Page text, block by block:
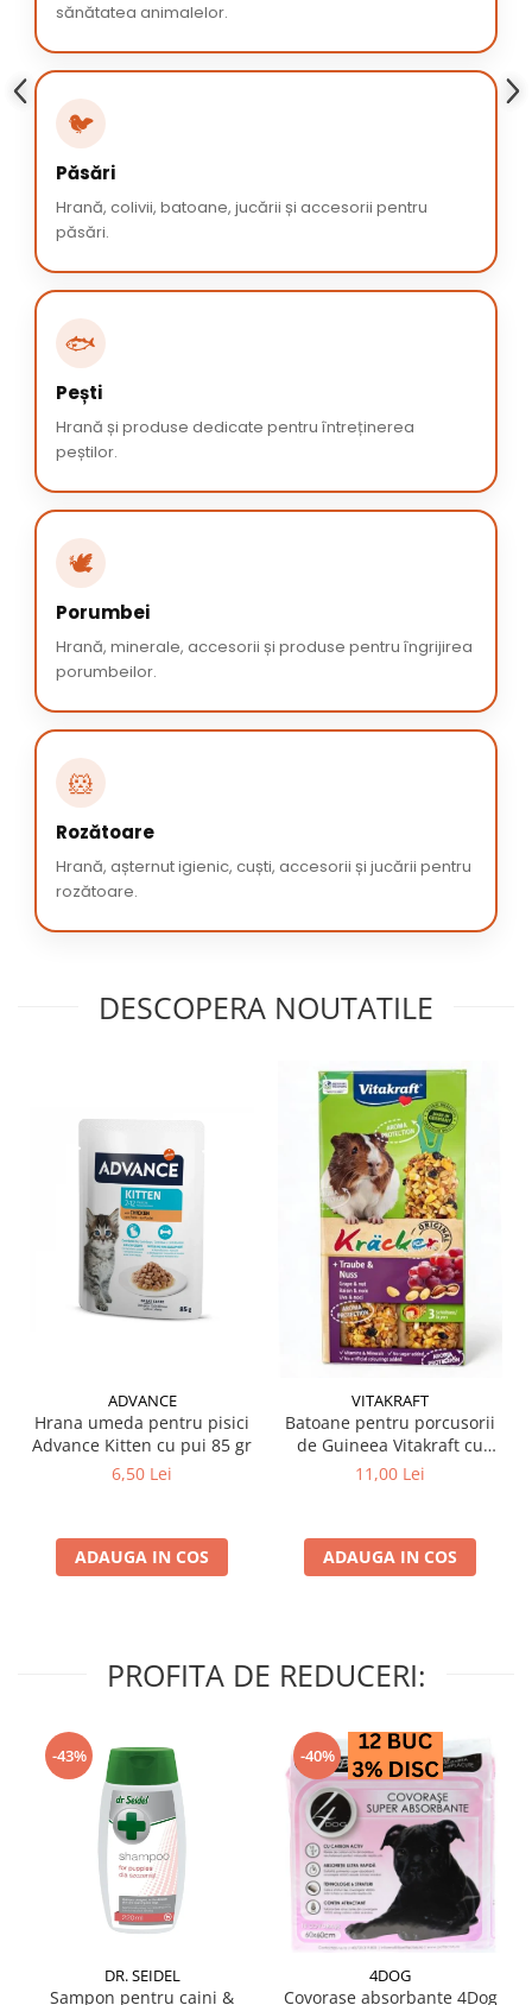
sănătatea animalelor.
🐦
Păsări
Hrană, colivii, batoane, jucării și accesorii pentru
păsări.
🐟
Pești
Hrană și produse dedicate pentru întreținerea
peștilor.
🕊️
Porumbei
Hrană, minerale, accesorii și produse pentru îngrijirea
porumbeilor.
🐹
Rozătoare
Hrană, așternut igienic, cuști, accesorii și jucării pentru
rozătoare.
DESCOPERA NOUTATILE
ADVANCE
Hrana umeda pentru pisici
Advance Kitten cu pui 85 gr
6,50 Lei
ADAUGA IN COS
VITAKRAFT
Batoane pentru porcusorii
de Guineea Vitakraft cu
struguri & nuci 2 buc
11,00 Lei
ADAUGA IN COS
PROFITA DE REDUCERI:
-43%
DR. SEIDEL
Sampon pentru caini &
-40%
4DOG
Covorase absorbante 4Dog